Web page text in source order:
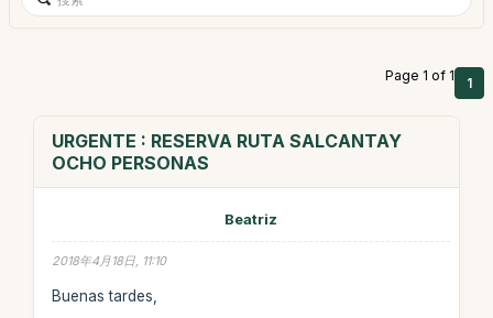
Page 1 of 1 1
URGENTE : RESERVA RUTA SALCANTAY
OCHO PERSONAS
Beatriz
2018年4月18日, 11:10
Buenas tardes,